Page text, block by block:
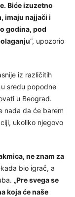
Biće izuzetno
imaju najjači i
godina, pod
“, upozorio
iz različitih
u sredu popodne
u Beograd.
nada da će barem
ukoliko njegovo
ne znam za
bio igrač, a
„Pre svega se
koja će naše